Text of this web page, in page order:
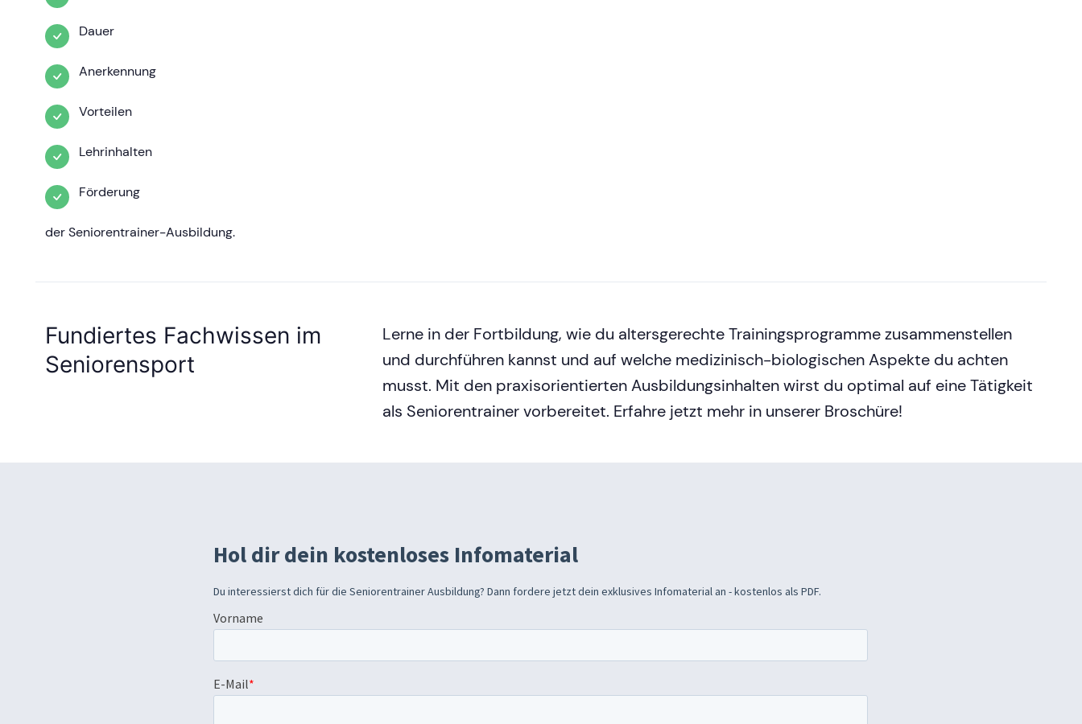
Dauer
Anerkennung
Vorteilen
Lehrinhalten
Förderung
der Seniorentrainer-Ausbildung.
Fundiertes Fachwissen im
Seniorensport
Lerne in der Fortbildung, wie du altersgerechte Trainingsprogramme zusammenstellen
und durchführen kannst und auf welche medizinisch-biologischen Aspekte du achten
musst. Mit den praxisorientierten Ausbildungsinhalten wirst du optimal auf eine Tätigkeit
als Seniorentrainer vorbereitet. Erfahre jetzt mehr in unserer Broschüre!